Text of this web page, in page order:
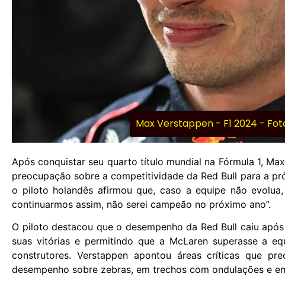
Max Verstappen - F1 2024 -
Após conquistar seu quarto título mundial na Fórmula 1,
preocupação sobre a competitividade da Red Bull para a
o piloto holandês afirmou que, caso a equipe não
continuarmos assim, não serei campeão no próximo ano”.
O piloto destacou que o desempenho da Red Bull caiu
suas vitórias e permitindo que a McLaren superasse a
construtores. Verstappen apontou áreas críticas que
desempenho sobre zebras, em trechos com ondulações e